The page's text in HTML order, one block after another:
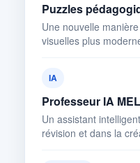
Puzzles
Une nouvelle
visuelles plus
IA
Professeur IA
Un assistant
révision et dans la